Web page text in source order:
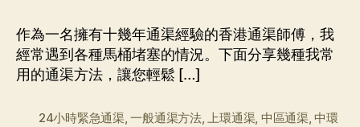
者
期
作為一名擁有十幾年通渠經驗的香港通渠師傅，我
經常遇到各種馬桶堵塞的情況。下面分享幾種我常
用的通渠方法，讓您輕鬆 […]
24小時緊急通渠,一般通渠方法,上環通渠, 中區通渠,中環